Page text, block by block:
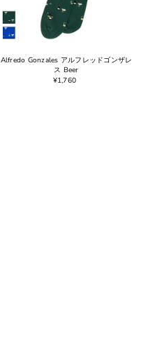
Alfredo Gonzales アルフレッドゴンザレ
ス Beer
¥1,760